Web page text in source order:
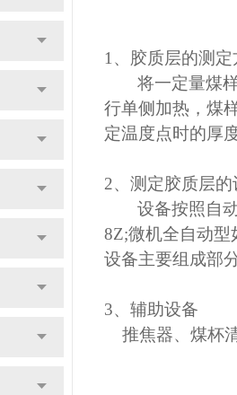
1 、胶质层的测定
将一定量煤
行单侧加热，煤
定温度点时的厚
2、测定胶质层的
设备按照自
8Z;微机全自动型
设备主要组成部
3、辅助设备
推焦器、煤杯